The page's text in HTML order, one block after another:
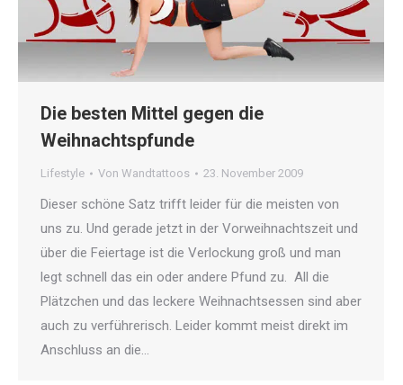
Die besten Mittel gegen die
Weihnachtspfunde
Lifestyle Von Wandtattoos 23. November 2009
Dieser schöne Satz trifft leider für die meisten von
uns zu. Und gerade jetzt in der Vorweihnachtszeit und
über die Feiertage ist die Verlockung groß und man
legt schnell das ein oder andere Pfund zu. All die
Plätzchen und das leckere Weihnachtsessen sind aber
auch zu verführerisch. Leider kommt meist direkt im
Anschluss an die…